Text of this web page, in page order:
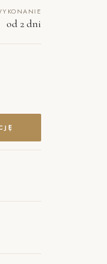
od 2 dni